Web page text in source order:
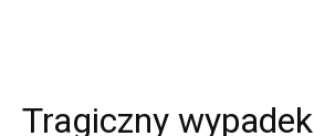
Tragiczny